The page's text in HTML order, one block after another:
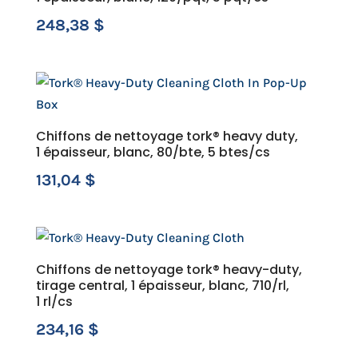
248,38 $
Chiffons de nettoyage tork® heavy duty,
1 épaisseur, blanc, 80/bte, 5 btes/cs
131,04 $
Chiffons de nettoyage tork® heavy-duty,
tirage central, 1 épaisseur, blanc, 710/rl,
1 rl/cs
234,16 $